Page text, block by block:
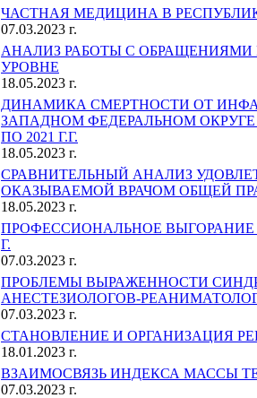
ЧАСТНАЯ МЕДИЦИНА В
07.03.2023 г.
АНАЛИЗ РАБОТЫ С ОБРАЩЕНИЯМИ
УРОВНЕ
18.05.2023 г.
ДИНАМИКА СМЕРТНОСТИ ОТ
ЗАПАДНОМ ФЕДЕРАЛЬНОМ ОКРУГЕ
ПО 2021 Г.Г.
18.05.2023 г.
СРАВНИТЕЛЬНЫЙ АНАЛИЗ
ОКАЗЫВАЕМОЙ ВРАЧОМ ОБЩЕЙ
18.05.2023 г.
ПРОФЕССИОНАЛЬНОЕ ВЫГОРАНИЕ
Г.
07.03.2023 г.
ПРОБЛЕМЫ ВЫРАЖЕННОСТИ
АНЕСТЕЗИОЛОГОВ-
07.03.2023 г.
СТАНОВЛЕНИЕ И ОРГАНИЗАЦИЯ
18.01.2023 г.
ВЗАИМОСВЯЗЬ ИНДЕКСА МАССЫ
07.03.2023 г.